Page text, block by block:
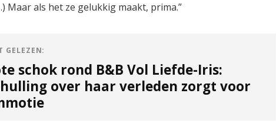
Maar als het ze gelukkig maakt, prima.”
GELEZEN:
schok rond B&B Vol Liefde-Iris:
over haar verleden zorgt voor